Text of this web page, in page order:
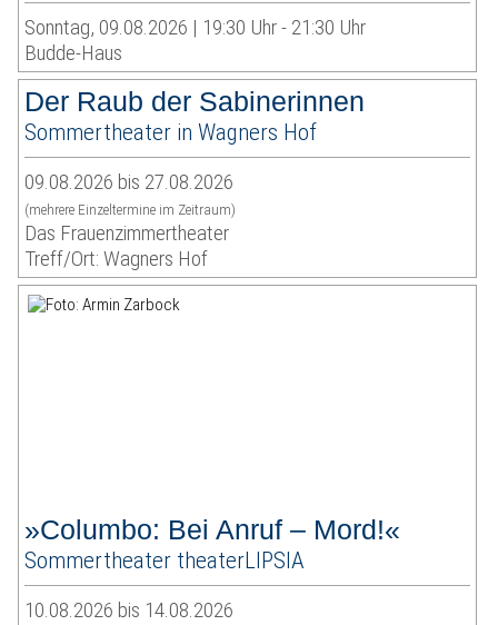
Sonntag, 09.08.2026 | 19:30 Uhr - 21:30 Uhr
Budde-Haus
Der Raub der Sabinerinnen
Sommertheater in Wagners Hof
09.08.2026 bis 27.08.2026
(mehrere Einzeltermine im Zeitraum)
Das Frauenzimmertheater
Treff/Ort: Wagners Hof
»Columbo: Bei Anruf – Mord!«
Sommertheater theaterLIPSIA
10.08.2026 bis 14.08.2026